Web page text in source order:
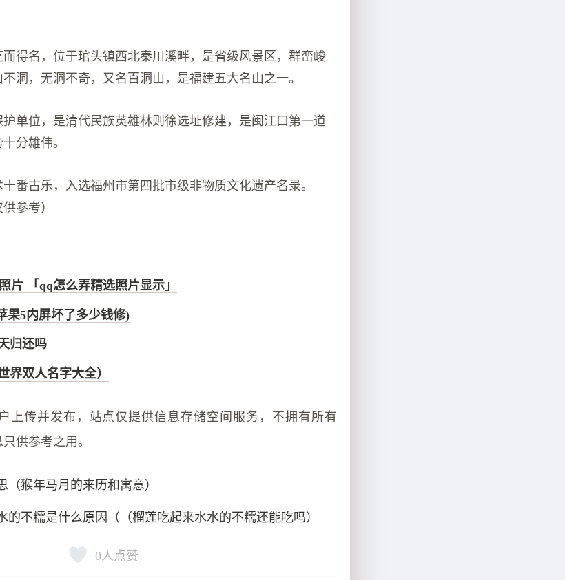
而得名，位于琯头镇西北秦川溪畔，是省级风景区，群峦峻
洞，无洞不奇，又名百洞山，是福建五大名山之一。
单位，是清代民族英雄林则徐选址修建，是闽江口第一道
分雄伟。
番古乐，入选福州市第四批市级非物质文化遗产名录。
参考）
片 「qq怎么弄精选照片显示」
果5内屏坏了多少钱修)
归还吗
界双人名字大全）
上传并发布，站点仅提供信息存储空间服务，不拥有所有
供参考之用。
（猴年马月的来历和寓意）
的不糯是什么原因（（榴莲吃起来水水的不糯还能吃吗）
0人点赞